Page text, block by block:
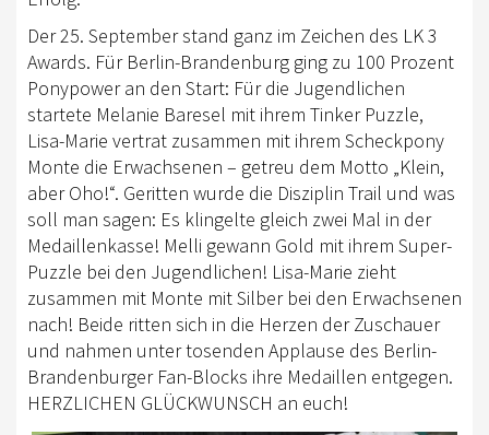
Der 25. September stand ganz im Zeichen des LK 3
Awards. Für Berlin-Brandenburg ging zu 100 Prozent
Ponypower an den Start: Für die Jugendlichen
startete Melanie Baresel mit ihrem Tinker Puzzle,
Lisa-Marie vertrat zusammen mit ihrem Scheckpony
Monte die Erwachsenen – getreu dem Motto „Klein,
aber Oho!“. Geritten wurde die Disziplin Trail und was
soll man sagen: Es klingelte gleich zwei Mal in der
Medaillenkasse! Melli gewann Gold mit ihrem Super-
Puzzle bei den Jugendlichen! Lisa-Marie zieht
zusammen mit Monte mit Silber bei den Erwachsenen
nach! Beide ritten sich in die Herzen der Zuschauer
und nahmen unter tosenden Applause des Berlin-
Brandenburger Fan-Blocks ihre Medaillen entgegen.
HERZLICHEN GLÜCKWUNSCH an euch!